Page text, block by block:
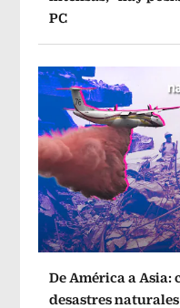
PC
De América a Asia:
desastres